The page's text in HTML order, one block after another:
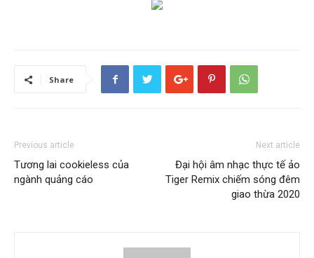
Share
Previous article
Tương lai cookieless của
ngành quảng cáo
Next article
Đại hội âm nhạc thực tế ảo
Tiger Remix chiếm sóng đêm
giao thừa 2020